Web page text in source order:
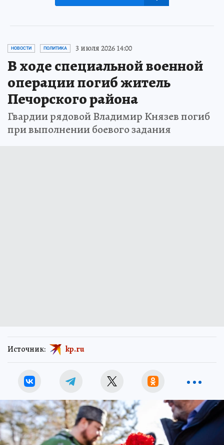
НОВОСТИ ПОЛИТИКА 3 июля 2026 14:00
В ходе специальной военной
операции погиб житель
Печорского района
Гвардии рядовой Владимир Князев погиб
при выполнении боевого задания
Источник: kp.ru